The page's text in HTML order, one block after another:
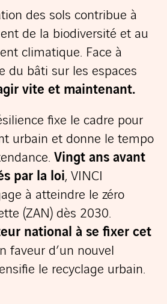
des sols contribue à
de la biodiversité et au
climatique. Face à
du bâti sur les espaces
vite et maintenant.
fixe le cadre pour
urbain et donne le tempo
Vingt ans avant
par la loi, VINCI
à atteindre le zéro
(ZAN) dès 2030.
national à se fixer cet
faveur d’un nouvel
le recyclage urbain.